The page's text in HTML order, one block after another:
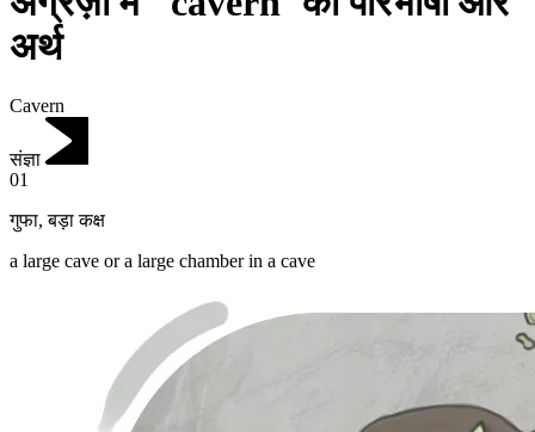
अर्थ
Cavern
संज्ञा
01
गुफा,बड़ा कक्ष
a large cave or a large chamber in a cave